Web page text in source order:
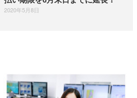
2020年5月8日